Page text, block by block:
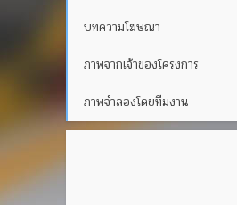
บทความโฆษณา
ภาพจากเจ้าของโครงการ
ภาพจำลองโดยทีมงาน